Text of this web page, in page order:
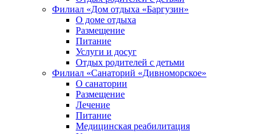
Филиал «Дом отдыха «Баргузин»
О доме отдыха
Размещение
Питание
Услуги и досуг
Отдых родителей с детьми
Филиал «Санаторий «Дивноморское»
О санатории
Размещение
Лечение
Питание
Медицинская реабилитация